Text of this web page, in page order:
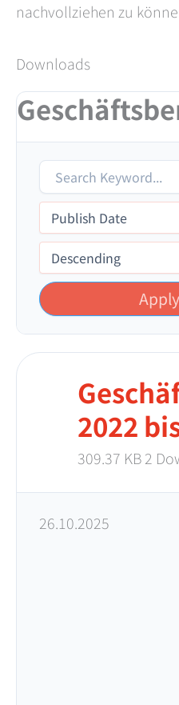
nachvollziehen zu
Downloads
2022
309.37 KB2
26.10.2025